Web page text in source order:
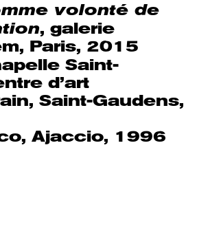
volonté de
, galerie
Paris, 2015
Saint-
d’art
Saint-Gaudens,
Ajaccio, 1996